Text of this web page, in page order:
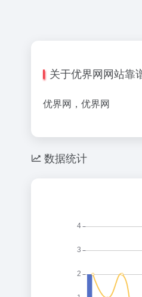
关于优界网网站靠
优界网，优界网
数据统计